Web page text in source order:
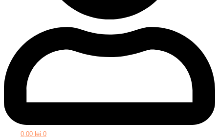
0,00 lei 0